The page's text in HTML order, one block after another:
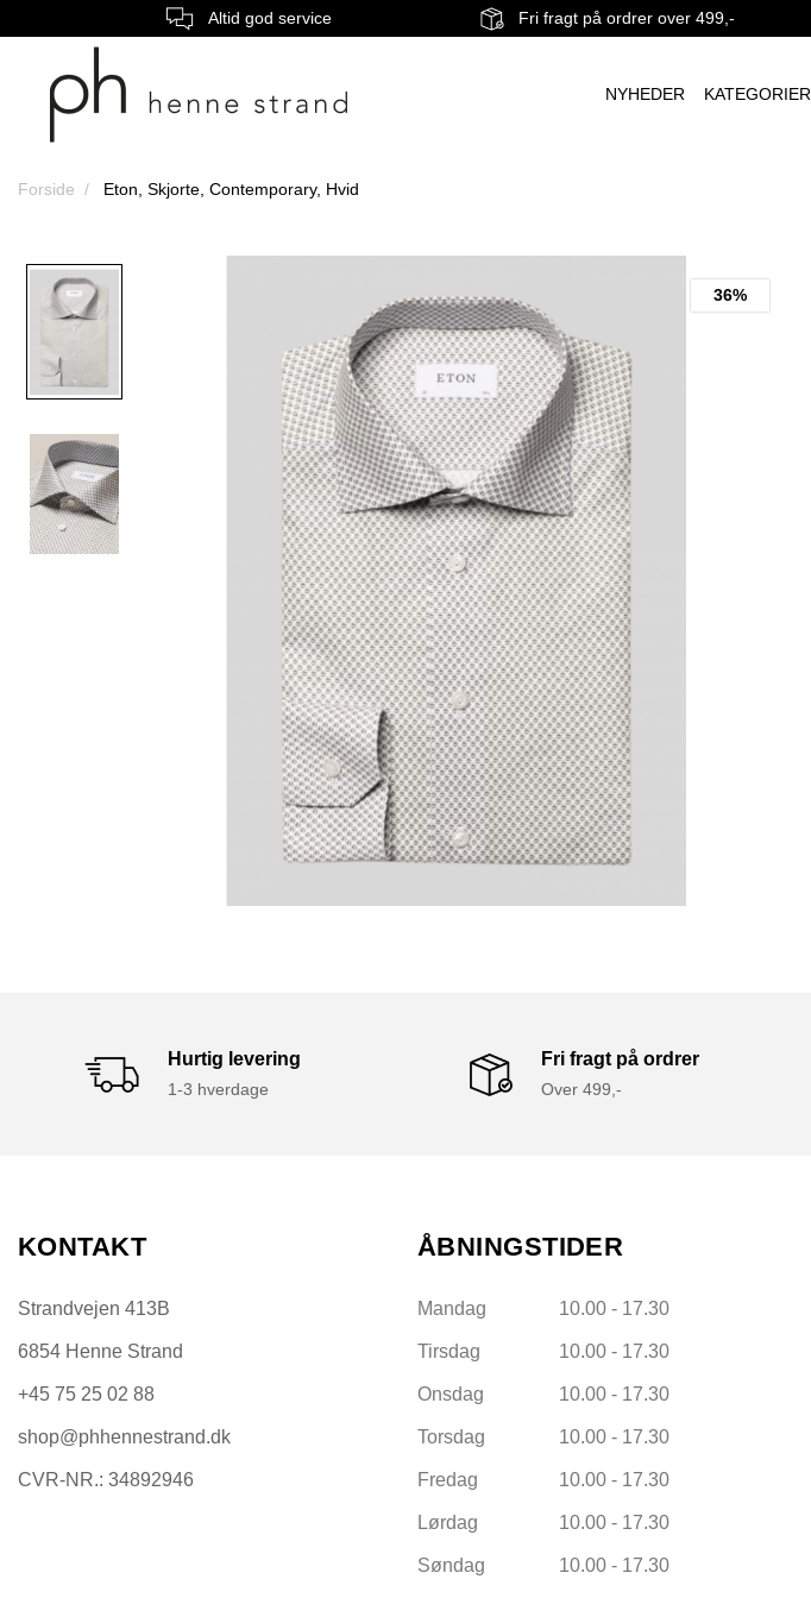
Altid god service Fri fragt på ordrer over 499,-
NYHEDER KATEGORIER
Forside Eton, Skjorte, Contemporary, Hvid
36%
Hurtig levering
1-3 hverdage
Fri fragt på ordrer
Over 499,-
KONTAKT
Strandvejen 413B
6854 Henne Strand
+45 75 25 02 88
shop@phhennestrand.dk
CVR-NR.: 34892946
ÅBNINGSTIDER
Mandag 10.00 - 17.30
Tirsdag 10.00 - 17.30
Onsdag 10.00 - 17.30
Torsdag 10.00 - 17.30
Fredag 10.00 - 17.30
Lørdag 10.00 - 17.30
Søndag 10.00 - 17.30